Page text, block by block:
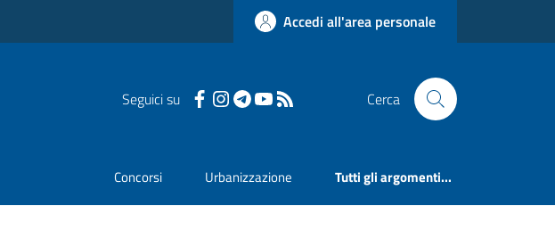
Accedi all'area personale
Seguici su Cerca
Concorsi Urbanizzazione Tutti gli argomenti...